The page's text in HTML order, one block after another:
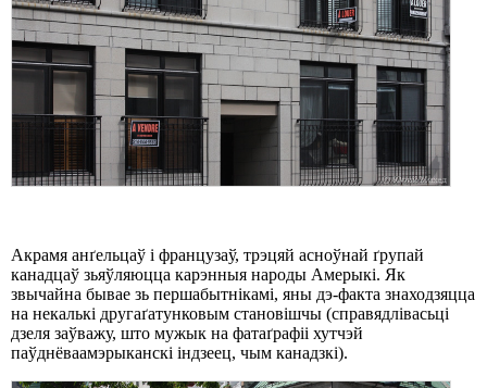
Акрамя анґельцаў і французаў, трэцяй асноўнай ґрупай
канадцаў зьяўляюцца карэнныя народы Амерыкі. Як
звычайна бывае зь першабытнікамі, яны дэ-факта знаходзяцца
на некалькі другаґатунковым становішчы (справядлівасьці
дзеля заўважу, што мужык на фатаґрафіі хутчэй
паўднёваамэрыканскі індзеец, чым канадзкі).